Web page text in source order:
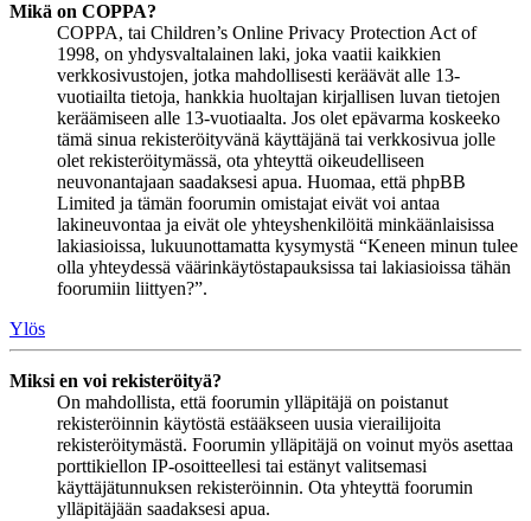
Mikä on COPPA?
COPPA, tai Children’s Online Privacy Protection Act of
1998, on yhdysvaltalainen laki, joka vaatii kaikkien
verkkosivustojen, jotka mahdollisesti keräävät alle 13-
vuotiailta tietoja, hankkia huoltajan kirjallisen luvan tietojen
keräämiseen alle 13-vuotiaalta. Jos olet epävarma koskeeko
tämä sinua rekisteröityvänä käyttäjänä tai verkkosivua jolle
olet rekisteröitymässä, ota yhteyttä oikeudelliseen
neuvonantajaan saadaksesi apua. Huomaa, että phpBB
Limited ja tämän foorumin omistajat eivät voi antaa
lakineuvontaa ja eivät ole yhteyshenkilöitä minkäänlaisissa
lakiasioissa, lukuunottamatta kysymystä “Keneen minun tulee
olla yhteydessä väärinkäytöstapauksissa tai lakiasioissa tähän
foorumiin liittyen?”.
Ylös
Miksi en voi rekisteröityä?
On mahdollista, että foorumin ylläpitäjä on poistanut
rekisteröinnin käytöstä estääkseen uusia vierailijoita
rekisteröitymästä. Foorumin ylläpitäjä on voinut myös asettaa
porttikiellon IP-osoitteellesi tai estänyt valitsemasi
käyttäjätunnuksen rekisteröinnin. Ota yhteyttä foorumin
ylläpitäjään saadaksesi apua.